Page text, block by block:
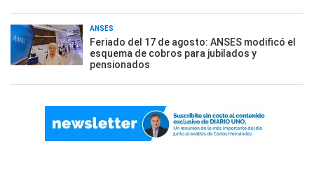
ANSES
Feriado del 17 de agosto: ANSES modificó el
esquema de cobros para jubilados y
pensionados